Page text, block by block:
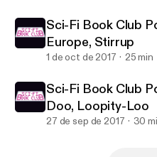
Sci-Fi Book Club
Europe, Stirrup
1 de oct de 2017 25 min
Sci-Fi Book Club
Doo, Loopity-Loo
27 de sep de 2017 30